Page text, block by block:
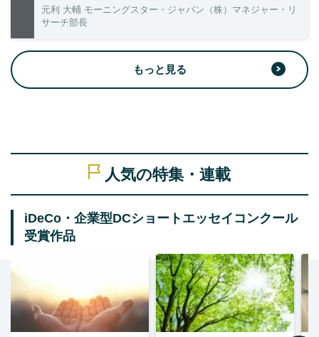
元利 大輔 モーニングスター・ジャパン（株）マネジャー・リ
サーチ部長
もっと見る
人気の特集・連載
iDeCo・企業型DCショートエッセイコンクール
受賞作品